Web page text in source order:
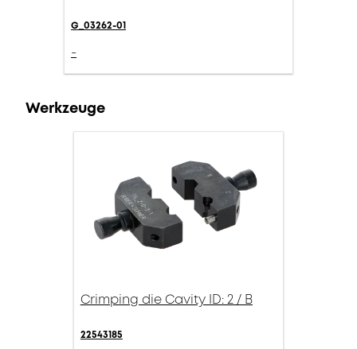
G_03262-01
-
Werkzeuge
Crimping die Cavity ID: 2 / B
22543185